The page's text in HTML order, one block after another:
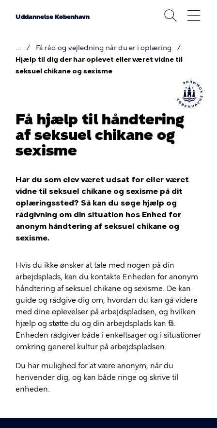
Uddannelse København
Brødkrumme
Få råd og vejledning når du er i oplæring
Hjælp til dig der har oplevet eller været vidne til
seksuel chikane og sexisme
Få hjælp til håndtering
af seksuel chikane og
sexisme
Har du som elev været udsat for eller været
vidne til seksuel chikane og sexisme på dit
oplæringssted? Så kan du søge hjælp og
rådgivning om din situation hos Enhed for
anonym håndtering af seksuel chikane og
sexisme.
Hvis du ikke ønsker at tale med nogen på din
arbejdsplads, kan du kontakte Enheden for anonym
håndtering af seksuel chikane og sexisme. De kan
guide og rådgive dig om, hvordan du kan gå videre
med dine oplevelser på arbejdspladsen, og hvilken
hjælp og støtte du og din arbejdsplads kan få.
Enheden rådgiver både i enkeltsager og i situationer
omkring generel kultur på arbejdspladsen.
Du har mulighed for at være anonym, når du
henvender dig, og kan både ringe og skrive til
enheden.